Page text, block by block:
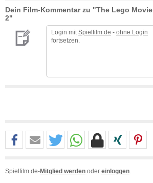
Dein Film-Kommentar zu "The Lego Movie
2"
Login mit Spielfilm.de - ohne Login
fortsetzen.
Spielfilm.de-Mitglied werden oder einloggen